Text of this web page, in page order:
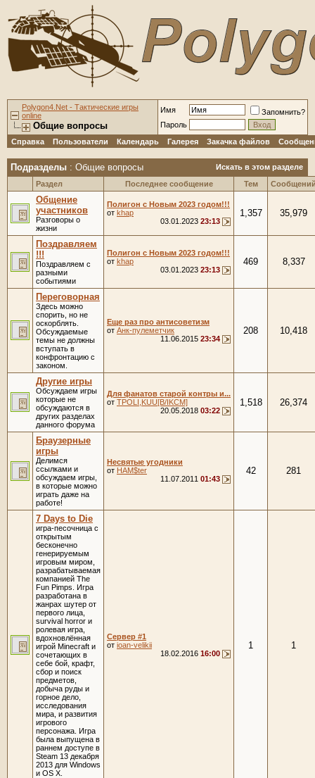
Polygon4.Net - Тактические игры
online
Общие вопросы
Имя
Запомнить?
Пароль
Справка
Пользователи Календарь Галерея Закачка файлов
Подразделы : Общие вопросы
Искать в этом разделе
Раздел
Последнее сообщение Тем
Общение
участников
Разговоры о
жизни
Полигон с Новым 2023 годом!!!
от khap
03.01.2023 23:13
1,357 35,979
Поздравляем
!!!
Поздравляем с
разными
событиями
Полигон с Новым 2023 годом!!!
от khap
03.01.2023 23:13
469 8,337
Переговорная
Здесь можно
спорить, но не
оскорблять.
Обсуждаемые
темы не должны
вступать в
конфронтацию с
законом.
Еще раз про антисоветизм
от Анк-пулеметчик
11.06.2015 23:34
208 10,418
Другие игры
Обсуждаем игры
которые не
обсуждаются в
других разделах
данного форума
Для фанатов старой контры и...
от TPOLI,KUU[B/IKCM]
20.05.2018 03:22
1,518 26,374
Браузерные
игры
Делимся
ссылками и
обсуждаем игры,
в которые можно
играть даже на
работе!
Несвятые угодники
от HAM$ter
11.07.2011 01:43
42 281
7 Days to Die
игра-песочница с
открытым
бесконечно
генерируемым
игровым миром,
разрабатываемая
компанией The
Fun Pimps. Игра
разработана в
жанрах шутер от
первого лица,
survival horror и
ролевая игра,
вдохновлённая
игрой Minecraft и
сочетающих в
себе бой, крафт,
сбор и поиск
предметов,
добыча руды и
горное дело,
исследования
мира, и развития
игрового
персонажа. Игра
была выпущена в
раннем доступе в
Steam 13 декабря
2013 для Windows
и OS X.
Сервер #1
от ioan-velikii
18.02.2016 16:00
1 1